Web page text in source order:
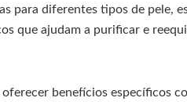
para diferentes tipos de pele,
que ajudam a purificar e
benefícios específicos